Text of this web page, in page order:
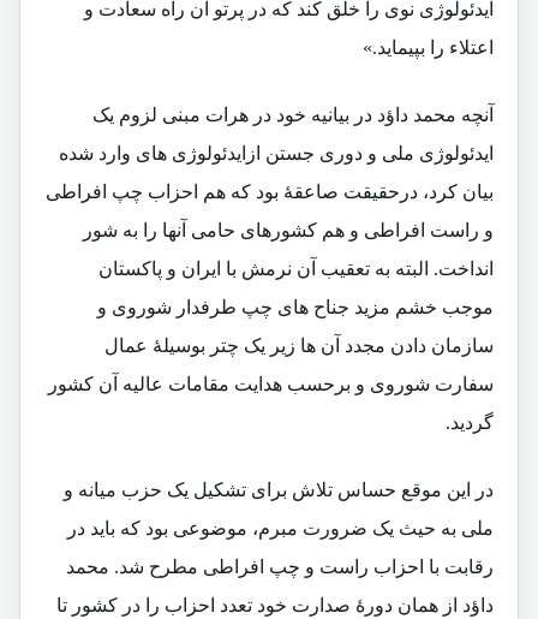
ایدئولوژی نوی را خلق کند که در پرتو آن راه سعادت و
اعتلاء را بپیماید.»
آنچه محمد داؤد در بیانیه خود در هرات مبنی لزوم یک
ایدئولوژی ملی و دوری جستن ازایدئولوژی های وارد شده
بیان کرد، درحقیقت صاعقۀ بود که هم احزاب چپ افراطی
و راست افراطی و هم کشورهای حامی آنها را به شور
انداخت. البته به تعقیب آن نرمش با ایران و پاکستان
موجب خشم مزید جناح های چپ طرفدار شوروی و
سازمان دادن مجدد آن ها زیر یک چتر بوسیلۀ عمال
سفارت شوروی و برحسب هدایت مقامات عالیه آن کشور
گردید.
در این موقع حساس تلاش برای تشکیل یک حزب میانه و
ملی به حیث یک ضرورت مبرم، موضوعی بود که باید در
رقابت با احزاب راست و چپ افراطی مطرح شد. محمد
داؤد از همان دورۀ صدارت خود تعدد احزاب را در کشور تا